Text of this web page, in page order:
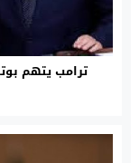
ترامب يتهم